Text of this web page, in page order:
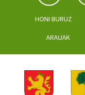
HONI BURUZ
ARAUAK